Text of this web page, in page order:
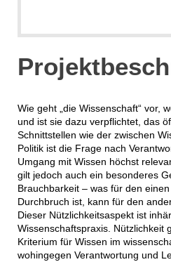
Wie geht „die Wissenschaft“ vor,
und ist sie dazu verpflichtet, das
Schnittstellen wie der zwischen
Politik ist die Frage nach
Umgang mit Wissen höchst
gilt jedoch auch ein besonderes
Brauchbarkeit – was für den
Durchbruch ist, kann für den
Dieser Nützlichkeitsaspekt ist
Wissenschaftspraxis. Nützlichkeit
Kriterium für Wissen im
wohingegen Verantwortung und